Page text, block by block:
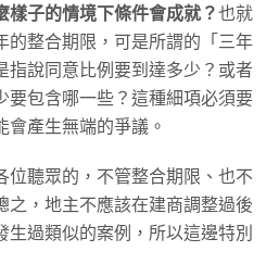
子的情境下條件會成就？也就
的整合期限，可是所謂的「三年
指說同意比例要到達多少？或者
要包含哪一些？這種細項必須要
產生無端的爭議。
位聽眾的，不管整合期限、也不
之，地主不應該在建商調整過後
生過類似的案例，所以這邊特別